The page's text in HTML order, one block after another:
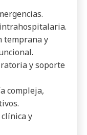
temprana y
y soporte
compleja,
y